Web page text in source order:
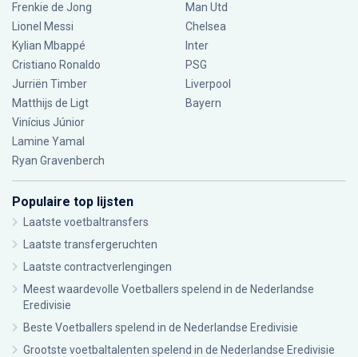
Frenkie de Jong
Lionel Messi
Kylian Mbappé
Cristiano Ronaldo
Jurriën Timber
Matthijs de Ligt
Vinícius Júnior
Lamine Yamal
Ryan Gravenberch
Man Utd
Chelsea
Inter
PSG
Liverpool
Bayern
Populaire top lijsten
Laatste voetbaltransfers
Laatste transfergeruchten
Laatste contractverlengingen
Meest waardevolle Voetballers spelend in de Nederlandse
Eredivisie
Beste Voetballers spelend in de Nederlandse Eredivisie
Grootste voetbaltalenten spelend in de Nederlandse Eredivisie